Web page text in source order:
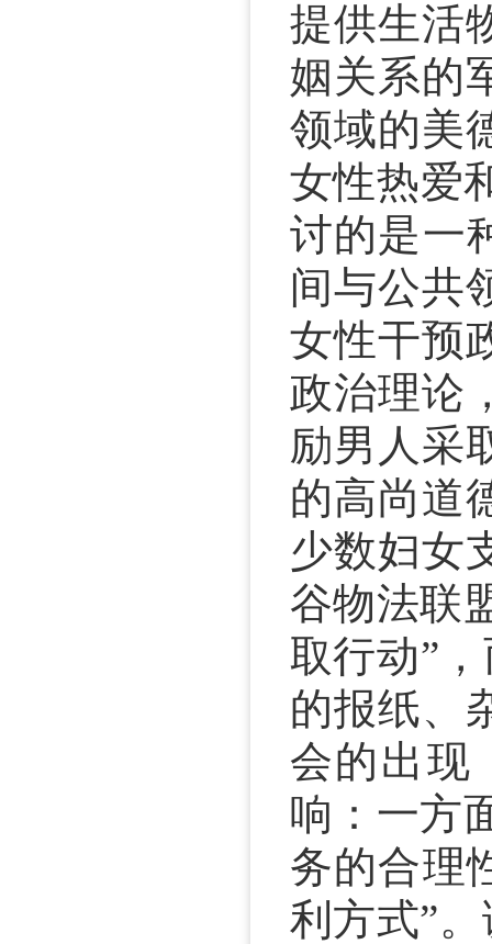
提供生活
姻关系的
领域的美
女性热爱
讨的是一
间与公共
女性干预
政治理论
励男人采
的高尚道
少数妇女
谷物法联
取行动”
的报纸、
会的出现
响：一方
务的合理
利方式”